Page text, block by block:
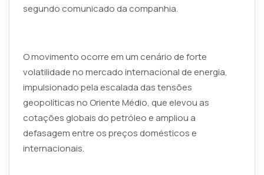
segundo comunicado da companhia.
O movimento ocorre em um cenário de forte
volatilidade no mercado internacional de energia,
impulsionado pela escalada das tensões
geopolíticas no Oriente Médio, que elevou as
cotações globais do petróleo e ampliou a
defasagem entre os preços domésticos e
internacionais.